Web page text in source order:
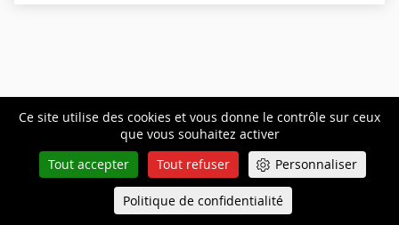
Ce site utilise des cookies et vous donne le contrôle sur ceux
que vous souhaitez activer
Tout accepter
Tout refuser Personnaliser
Politique de confidentialité
Décisionattaquée
Queue-Fair